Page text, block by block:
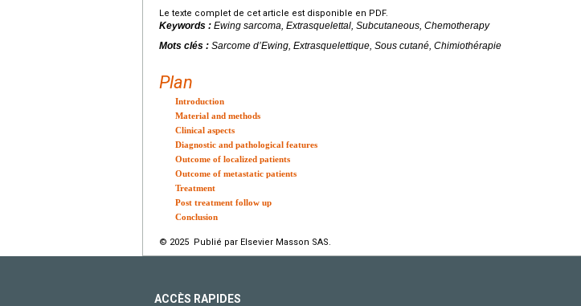
Le texte complet de cet article est disponible en PDF.
Keywords : Ewing sarcoma, Extrasquelettal, Subcutaneous, Chemotherapy
Mots clés : Sarcome d’Ewing, Extrasquelettique, Sous cutané, Chimiothérapie
Plan
Introduction
Material and methods
Clinical aspects
Diagnostic and pathological features
Outcome of localized patients
Outcome of metastatic patients
Treatment
Post treatment follow up
Conclusion
© 2025 Publié par Elsevier Masson SAS.
ACCÈS RAPIDES